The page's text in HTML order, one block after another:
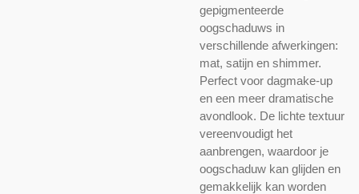
gepigmenteerde
oogschaduws in
verschillende afwerkingen:
mat, satijn en shimmer.
Perfect voor dagmake-up
en een meer dramatische
avondlook. De lichte textuur
vereenvoudigt het
aanbrengen, waardoor je
oogschaduw kan glijden en
gemakkelijk kan worden